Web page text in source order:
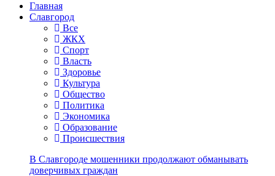
Главная
Славгород
Все
ЖКХ
Спорт
Власть
Здоровье
Культура
Общество
Политика
Экономика
Образование
Происшествия
В Славгороде мошенники продолжают обманывать
доверчивых граждан